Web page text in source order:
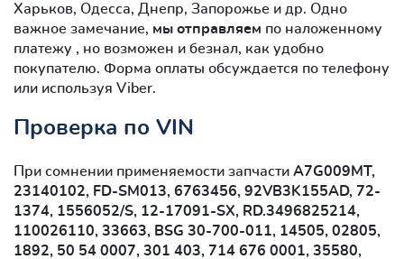
Харьков, Одесса, Днепр, Запорожье и др. Одно
важное замечание, мы отправляем по наложенному
платежу , но возможен и безнал, как удобно
покупателю. Форма оплаты обсуждается по телефону
или используя Viber.
Проверка по VIN
При сомнении применяемости запчасти A7G009MT,
23140102, FD-SM013, 6763456, 92VB3K155AD, 72-
1374, 1556052/S, 12-17091-SX, RD.3496825214,
110026110, 33663, BSG 30-700-011, 14505, 02805,
1892, 50 54 0007, 301 403, 714 676 0001, 35580,